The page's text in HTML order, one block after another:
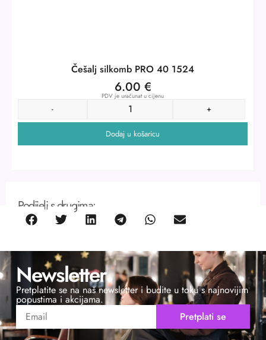
Češalj silkomb PRO 40 1524
6.00 €
PDV je uračunat u cijenu
- +
Dodaj u košaricu
Podijeli s drugima:
Newsletter
Pretplatite se na naš newsletter i budite u toku s najnovijim
popustima i akcijama.
Pretplati se